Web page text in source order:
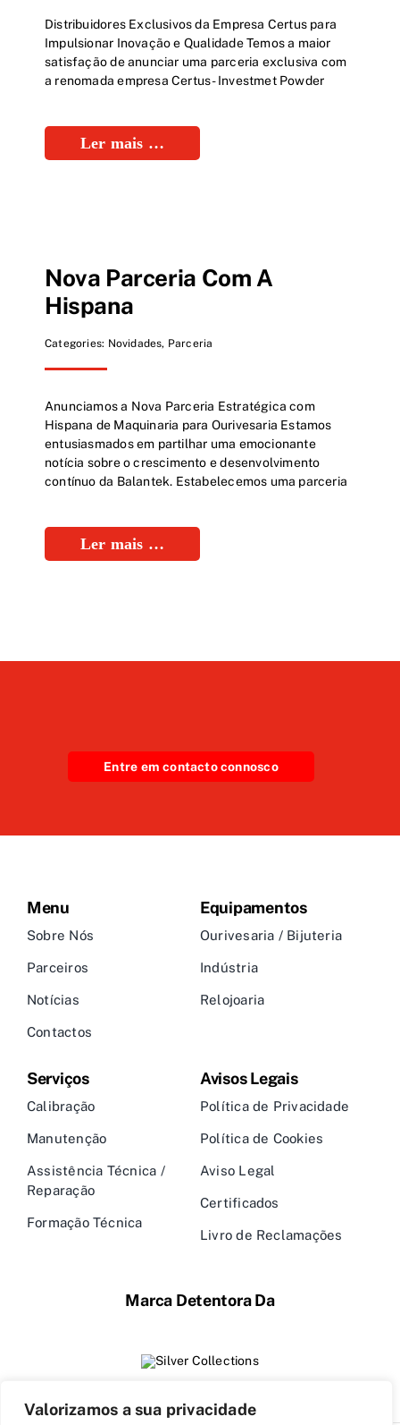
Valorizamos a sua privacidade
Distribuidores Exclusivos da Empresa Certus para
Impulsionar Inovação e Qualidade Temos a maior
satisfação de anunciar uma parceria exclusiva com
a renomada empresa Certus - Investmet Powder
Ler mais …
Nova Parceria Com A
Hispana
Categories: Novidades, Parceria
Anunciamos a Nova Parceria Estratégica com
Hispana de Maquinaria para Ourivesaria Estamos
entusiasmados em partilhar uma emocionante
notícia sobre o crescimento e desenvolvimento
contínuo da Balantek. Estabelecemos uma parceria
Ler mais …
Entre em contacto connosco
Menu
Sobre Nós
Parceiros
Notícias
Contactos
Equipamentos
Ourivesaria / Bijuteria
Indústria
Relojoaria
Serviços
Calibração
Manutenção
Assistência Técnica /
Reparação
Formação Técnica
Avisos Legais
Política de Privacidade
Política de Cookies
Aviso Legal
Certificados
Livro de Reclamações
Marca Detentora Da